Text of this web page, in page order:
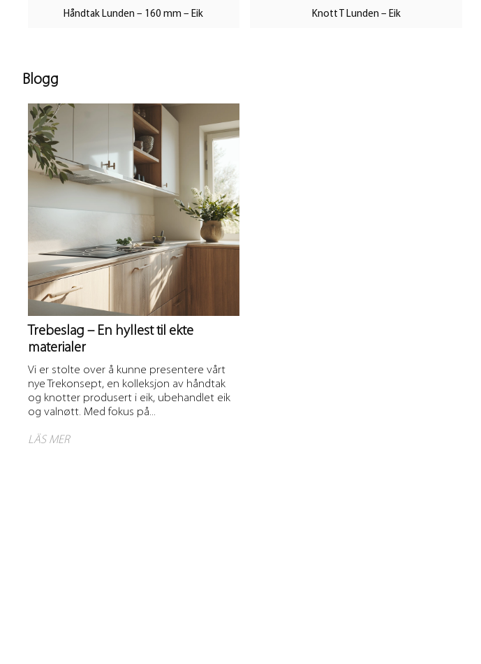
Håndtak Lunden – 160 mm – Eik Knott T Lunden – Eik
Blogg
Trebeslag – En hyllest til ekte
materialer
Vi er stolte over å kunne presentere vårt
nye Trekonsept, en kolleksjon av håndtak
og knotter produsert i eik, ubehandlet eik
og valnøtt. Med fokus på...
LÄS MER